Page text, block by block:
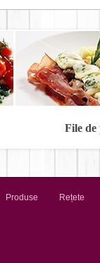
File de
Produse Rețete